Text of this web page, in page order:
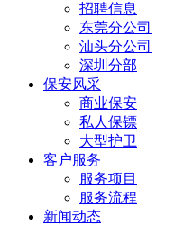
招聘信息
东莞分公司
汕头分公司
深圳分部
保安风采
商业保安
私人保镖
大型护卫
客户服务
服务项目
服务流程
新闻动态